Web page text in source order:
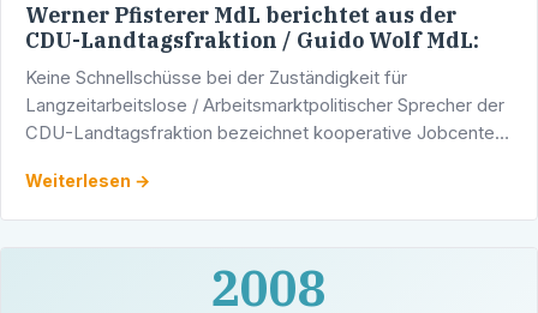
Werner Pfisterer MdL berichtet aus der
CDU-Landtagsfraktion / Guido Wolf MdL:
Keine Schnellschüsse bei der Zuständigkeit für
Langzeitarbeitslose / Arbeitsmarktpolitischer Sprecher der
CDU-Landtagsfraktion bezeichnet kooperative Jobcenter
Kommunen …
Weiterlesen →
2008